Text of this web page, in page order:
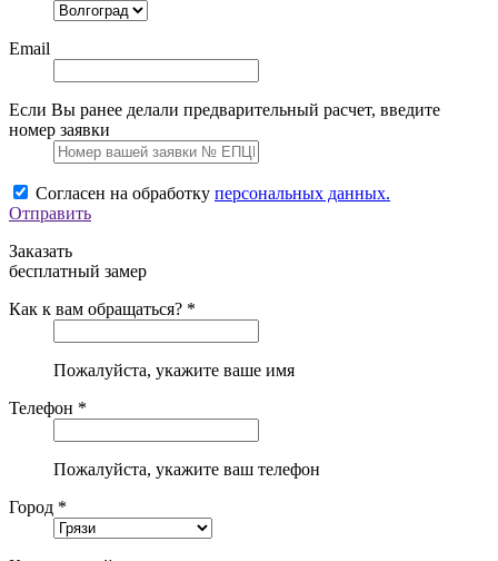
Email
Если Вы ранее делали предварительный расчет, введите
номер заявки
Согласен на обработку персональных данных.
Отправить
Заказать
бесплатный замер
Как к вам обращаться? *
Пожалуйста, укажите ваше имя
Телефон *
Пожалуйста, укажите ваш телефон
Город *